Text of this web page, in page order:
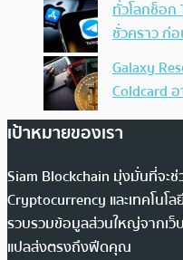
ทั่วโลกช็อก
ชั่วคราว ก่
Galaxy
Coldcard
เป้าหมายของเรา
Siam Blockchain มุ่งมั่นที่จะ
Cryptocurrency และเทคโนโ
รวบรวมข้อมูลส่วนใหญ่จากเว็
แปลส่งตรงถึงฟีดคุณ